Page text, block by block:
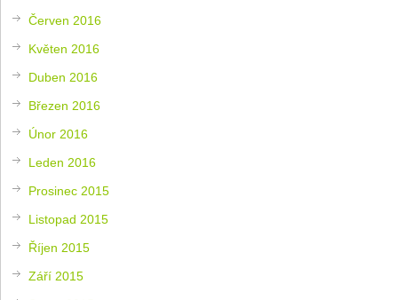
Červen 2016
Květen 2016
Duben 2016
Březen 2016
Únor 2016
Leden 2016
Prosinec 2015
Listopad 2015
Říjen 2015
Září 2015